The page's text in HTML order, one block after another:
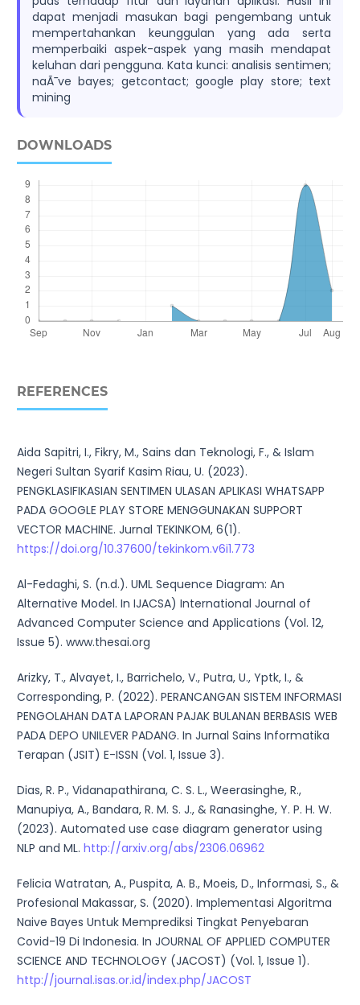
dapat menjadi masukan bagi pengembang untuk
mempertahankan keunggulan yang ada serta
memperbaiki aspek-aspek yang masih mendapat
keluhan dari pengguna. Kata kunci: analisis sentimen;
naÃ¯ve bayes; getcontact; google play store; text
mining
DOWNLOADS
REFERENCES
Aida Sapitri, I., Fikry, M., Sains dan Teknologi, F., & Islam
Negeri Sultan Syarif Kasim Riau, U. (2023).
PENGKLASIFIKASIAN SENTIMEN ULASAN APLIKASI WHATSAPP
PADA GOOGLE PLAY STORE MENGGUNAKAN SUPPORT
VECTOR MACHINE. Jurnal TEKINKOM, 6(1).
https://doi.org/10.37600/tekinkom.v6i1.773
Al-Fedaghi, S. (n.d.). UML Sequence Diagram: An
Alternative Model. In IJACSA) International Journal of
Advanced Computer Science and Applications (Vol. 12,
Issue 5). www.thesai.org
Arizky, T., Alvayet, I., Barrichelo, V., Putra, U., Yptk, I., &
Corresponding, P. (2022). PERANCANGAN SISTEM INFORMASI
PENGOLAHAN DATA LAPORAN PAJAK BULANAN BERBASIS WEB
PADA DEPO UNILEVER PADANG. In Jurnal Sains Informatika
Terapan (JSIT) E-ISSN (Vol. 1, Issue 3).
Dias, R. P., Vidanapathirana, C. S. L., Weerasinghe, R.,
Manupiya, A., Bandara, R. M. S. J., & Ranasinghe, Y. P. H. W.
(2023). Automated use case diagram generator using
NLP and ML. http://arxiv.org/abs/2306.06962
Felicia Watratan, A., Puspita, A. B., Moeis, D., Informasi, S., &
Profesional Makassar, S. (2020). Implementasi Algoritma
Naive Bayes Untuk Memprediksi Tingkat Penyebaran
Covid-19 Di Indonesia. In JOURNAL OF APPLIED COMPUTER
SCIENCE AND TECHNOLOGY (JACOST) (Vol. 1, Issue 1).
http://journal.isas.or.id/index.php/JACOST